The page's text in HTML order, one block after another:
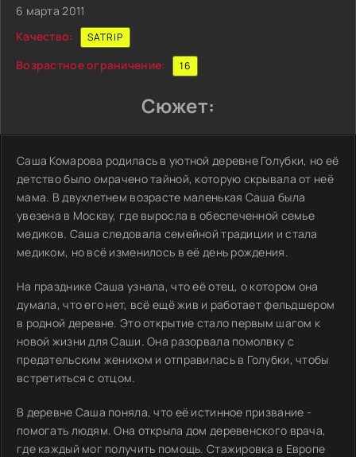
6 марта 2011
Качество:
SATRIP
Возрастное ограничение: 16
Сюжет:
Саша Комарова родилась в уютной деревне Голубки, но её
детство было омрачено тайной, которую скрывала от неё
мама. В двухлетнем возрасте маленькая Саша была
увезена в Москву, где выросла в обеспеченной семье
медиков. Саша следовала семейной традиции и стала
медиком, но всё изменилось в её день рождения.
На празднике Саша узнала, что её отец, о котором она
думала, что его нет, всё ещё жив и работает фельдшером
в родной деревне. Это открытие стало первым шагом к
новой жизни для Саши. Она разорвала помолвку с
предательским женихом и отправилась в Голубки, чтобы
встретиться с отцом.
В деревне Саша поняла, что её истинное призвание -
помогать людям. Она открыла дом деревенского врача,
где каждый мог получить помощь. Стажировка в Европе